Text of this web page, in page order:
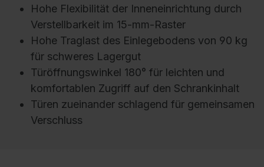
Hohe Flexibilität der Inneneinrichtung durch
Verstellbarkeit im 15-mm-Raster
Hohe Traglast des Einlegebodens von 90 kg
für schweres Lagergut
Türöffnungswinkel 180° für leichten und
komfortablen Zugriff auf den Schrankinhalt
Türen zueinander schlagend für gemeinsamen
Verschluss